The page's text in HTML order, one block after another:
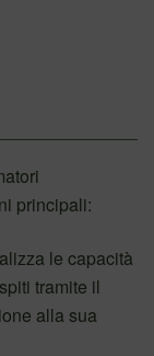
principali:
le capacità
tramite il
alla sua